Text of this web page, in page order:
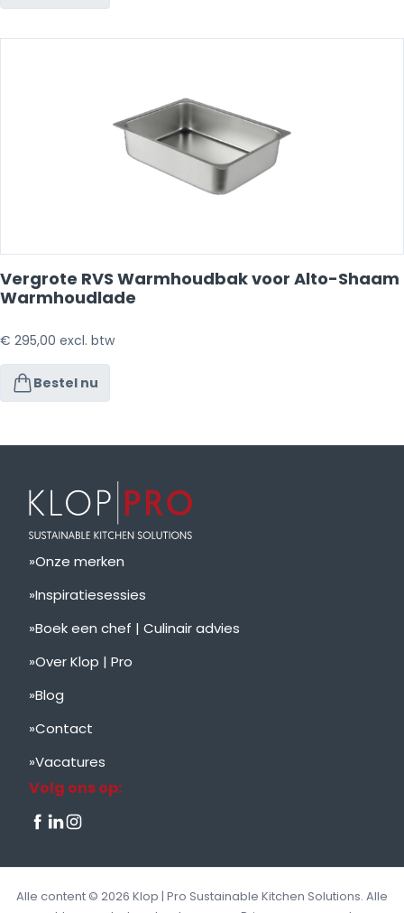
Vergrote RVS Warmhoudbak voor Alto-Shaam
Warmhoudlade
€ 295,00 excl. btw
Bestel nu
Onze merken
Inspiratiesessies
Boek een chef | Culinair advies
Over Klop | Pro
Blog
Contact
Vacatures
Volg ons op:
Alle content © 2026 Klop | Pro Sustainable Kitchen Solutions. Alle